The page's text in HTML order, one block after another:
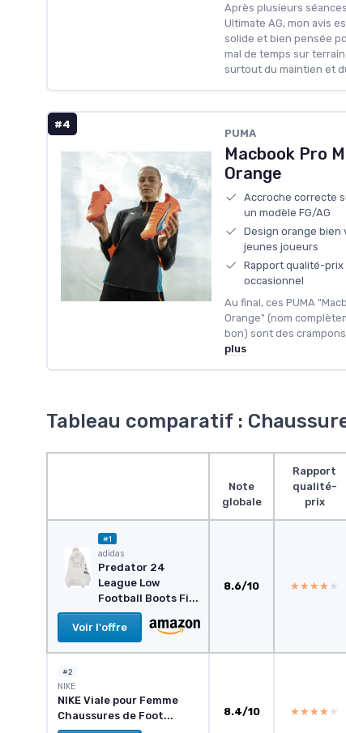
Après plusieurs
Ultimate AG, mon avis
solide et bien pensée
mal de temps sur
surtout du maintien et
#4
PUMA
Macbook Pro
Orange
Accroche correcte
un modèle FG/AG
Design orange bien
jeunes joueurs
Rapport qualité-
occasionnel
Au final, ces PUMA
Orange" (nom
bon) sont des
plus
Tableau comparatif :
Note
globale
Rapport
qualité-
prix
#1
adidas
Predator 24
League Low
Football Boots Fi...
Voir l'offre
8.6/10 ★★★★★
★★★★★
#2
NIKE
NIKE Viale pour Femme
Chaussures de Foot...
8.4/10 ★★★★★
★★★★★